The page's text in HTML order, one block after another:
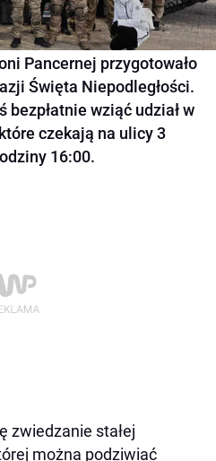
Pancernej przygotowało
Święta Niepodległości.
wziąć udział w
czekają na ulicy 3
16:00.
zwiedzanie stałej
można podziwiać